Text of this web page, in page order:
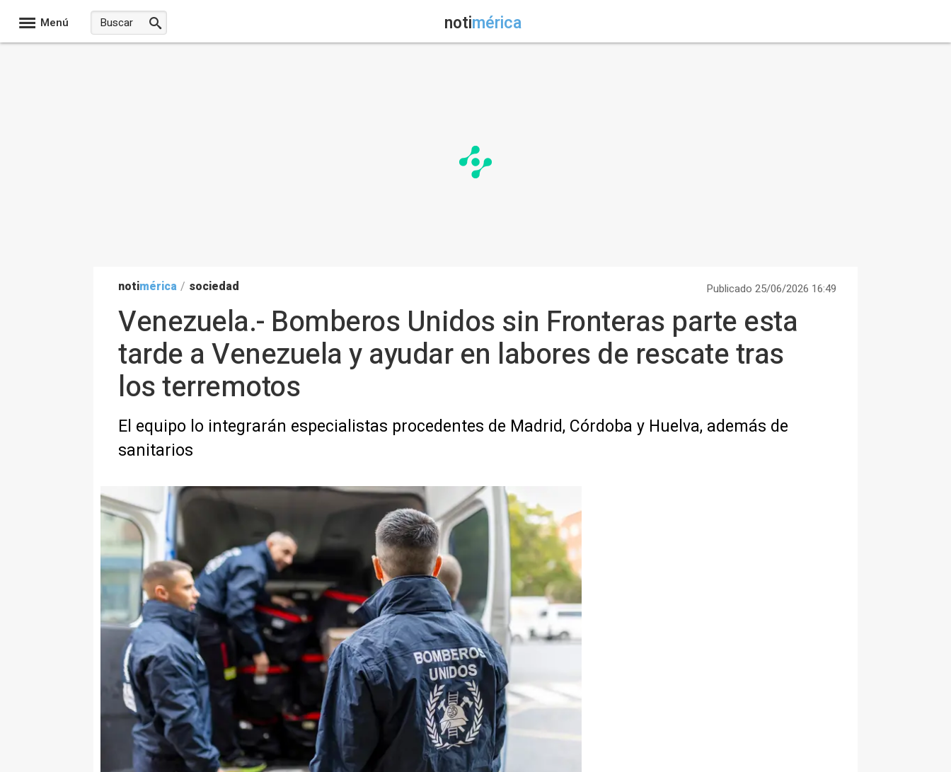
Menú notimérica
notimérica / sociedad Publicado 25/06/2026 16:49
Venezuela.- Bomberos Unidos sin Fronteras parte esta
tarde a Venezuela y ayudar en labores de rescate tras
los terremotos
El equipo lo integrarán especialistas procedentes de Madrid, Córdoba y Huelva, además de
sanitarios